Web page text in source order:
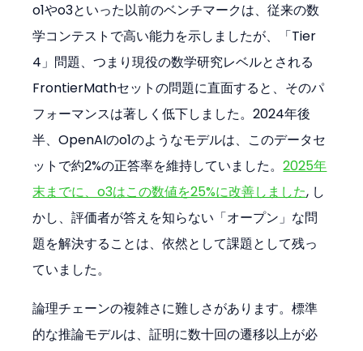
o1やo3といった以前のベンチマークは、従来の数
学コンテストで高い能力を示しましたが、「Tier
4」問題、つまり現役の数学研究レベルとされる
FrontierMathセットの問題に直面すると、そのパ
フォーマンスは著しく低下しました。2024年後
半、OpenAIのo1のようなモデルは、このデータセ
ットで約2%の正答率を維持していました。2025年
末までに、o3はこの数値を25%に改善しました, し
かし、評価者が答えを知らない「オープン」な問
題を解決することは、依然として課題として残っ
ていました。
論理チェーンの複雑さに難しさがあります。標準
的な推論モデルは、証明に数十回の遷移以上が必